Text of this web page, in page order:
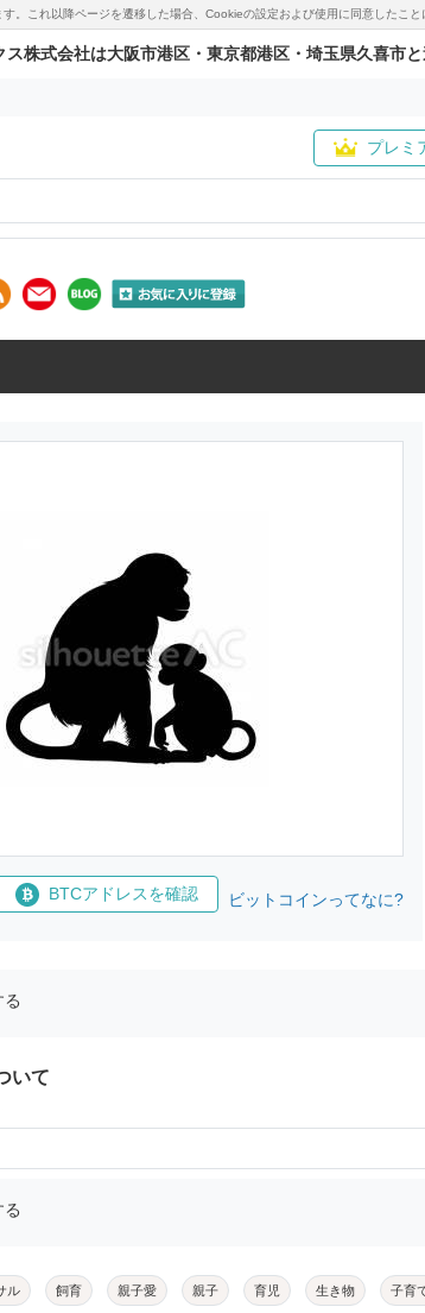
。これ以降ページを遷移した場合、Cookieの設定および使用に同意したこ
ス株式会社は大阪市港区・東京都港区・埼玉県久喜市
プレミ
BTCアドレスを確認 ビットコインってなに?
いて
ル 飼育 親子愛 親子 育児 生き物 子育